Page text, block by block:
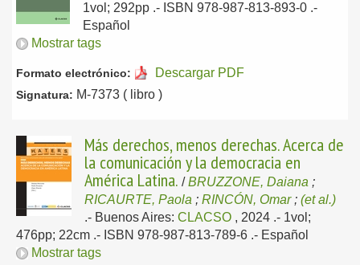
1vol; 292pp .- ISBN 978-987-813-893-0 .-
Español
Mostrar tags
Formato electrónico: Descargar PDF
Signatura: M-7373 ( libro )
Más derechos, menos derechas. Acerca de
la comunicación y la democracia en
América Latina. /BRUZZONE, Daiana ;
RICAURTE, Paola ; RINCÓN, Omar; (et al.)
.- Buenos Aires: CLACSO , 2024 .- 1vol;
476pp; 22cm .- ISBN 978-987-813-789-6 .- Español
Mostrar tags